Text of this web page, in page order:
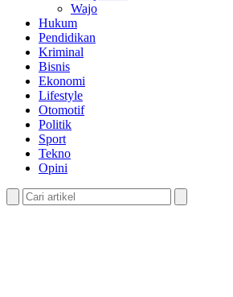
Wajo
Hukum
Pendidikan
Kriminal
Bisnis
Ekonomi
Lifestyle
Otomotif
Politik
Sport
Tekno
Opini